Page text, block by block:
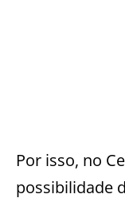
Por isso, no
possibilidade